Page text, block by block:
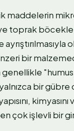
maddelerin
toprak
bir
genellikle
bir gübre
çok işlevli bir